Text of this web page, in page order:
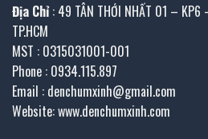
Địa Chỉ : 49 TÂN THỚI NHẤT 01 – KP6
TP.HCM
MST : 0315031001-001
Phone : 0934.115.897
Email : denchumxinh@gmail.com
Website: www.denchumxinh.com